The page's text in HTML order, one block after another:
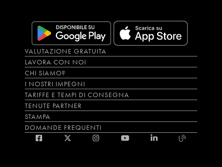
VALUTAZIONE GRATUITA
LAVORA CON NOI
CHI SIAMO?
I NOSTRI IMPEGNI
TARIFFE E TEMPI DI CONSEGNA
TENUTE PARTNER
STAMPA
DOMANDE FREQUENTI